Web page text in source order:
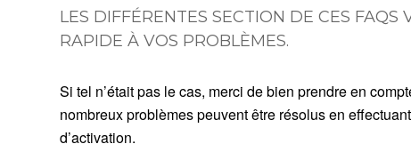
LES DIFFÉRENTES SECTION DE CES
RAPIDE À VOS PROBLÈMES.
Si tel n’était pas le cas, merci de bien prendre en
nombreux problèmes peuvent être résolus en
d’activation.